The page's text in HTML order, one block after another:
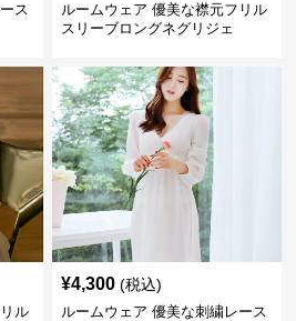
ス
ルームウェア 優美な襟元フリル
スリーブロングネグリジェ
ル
¥4,300 (税込)
ルームウェア 優美な刺繍レース